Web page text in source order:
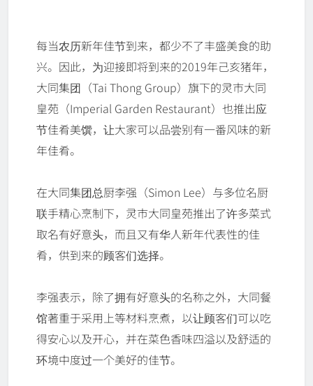
每当农历新年佳节到来，都少不了丰盛美食的助
兴。因此，为迎接即将到来的2019年己亥猪年，
大同集团（Tai Thong Group）旗下的灵市大同
皇苑（Imperial Garden Restaurant）也推出应
节佳肴美馔，让大家可以品尝别有一番风味的新
年佳肴。
在大同集团总厨李强（Simon Lee）与多位名厨
联手精心烹制下，灵市大同皇苑推出了许多菜式
取名有好意头，而且又有华人新年代表性的佳
肴，供到来的顾客们选择。
李强表示，除了拥有好意头的名称之外，大同餐
馆著重于采用上等材料烹煮，以让顾客们可以吃
得安心以及开心，并在菜色香味四溢以及舒适的
环境中度过一个美好的佳节。